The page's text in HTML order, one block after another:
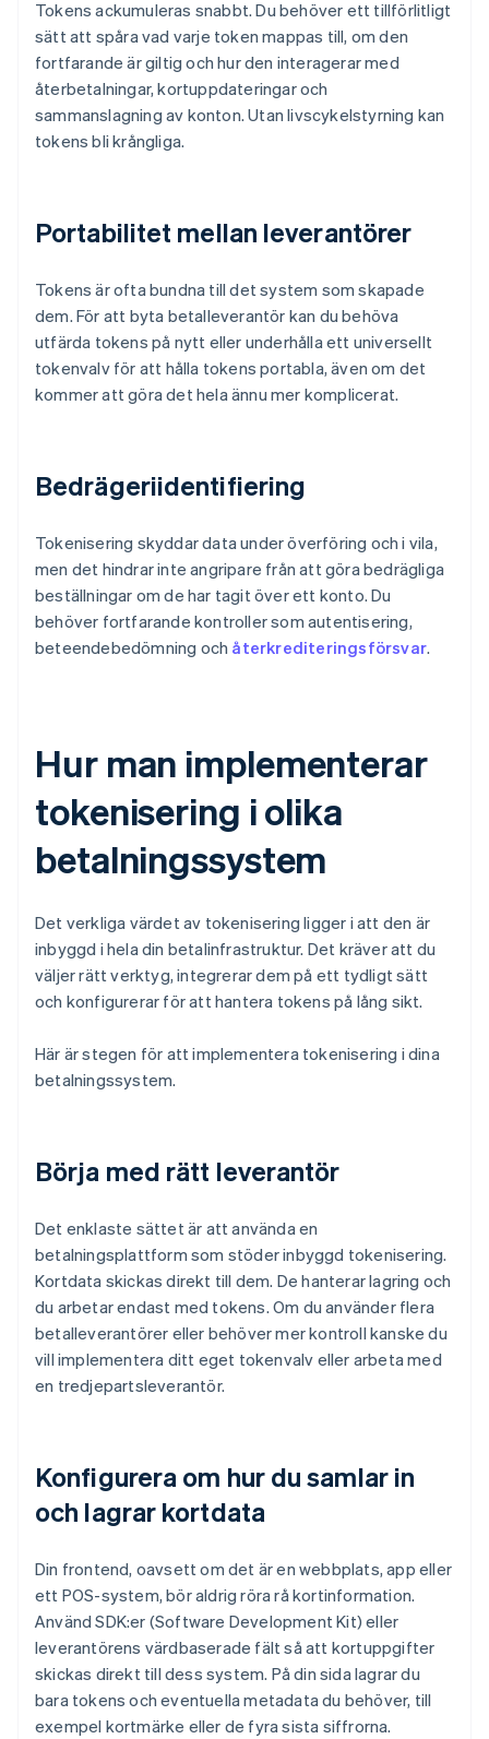
Tokens ackumuleras snabbt. Du behöver ett tillförlitligt
sätt att spåra vad varje token mappas till, om den
fortfarande är giltig och hur den interagerar med
återbetalningar, kortuppdateringar och
sammanslagning av konton. Utan livscykelstyrning kan
tokens bli krångliga.
Portabilitet mellan leverantörer
Tokens är ofta bundna till det system som skapade
dem. För att byta betalleverantör kan du behöva
utfärda tokens på nytt eller underhålla ett universellt
tokenvalv för att hålla tokens portabla, även om det
kommer att göra det hela ännu mer komplicerat.
Bedrägeriidentifiering
Tokenisering skyddar data under överföring och i vila,
men det hindrar inte angripare från att göra bedrägliga
beställningar om de har tagit över ett konto. Du
behöver fortfarande kontroller som autentisering,
beteendebedömning och återkrediteringsförsvar.
Hur man implementerar
tokenisering i olika
betalningssystem
Det verkliga värdet av tokenisering ligger i att den är
inbyggd i hela din betalinfrastruktur. Det kräver att du
väljer rätt verktyg, integrerar dem på ett tydligt sätt
och konfigurerar för att hantera tokens på lång sikt.
Här är stegen för att implementera tokenisering i dina
betalningssystem.
Börja med rätt leverantör
Det enklaste sättet är att använda en
betalningsplattform som stöder inbyggd tokenisering.
Kortdata skickas direkt till dem. De hanterar lagring och
du arbetar endast med tokens. Om du använder flera
betalleverantörer eller behöver mer kontroll kanske du
vill implementera ditt eget tokenvalv eller arbeta med
en tredjepartsleverantör.
Konfigurera om hur du samlar in
och lagrar kortdata
Din frontend, oavsett om det är en webbplats, app eller
ett POS-system, bör aldrig röra rå kortinformation.
Använd SDK:er (Software Development Kit) eller
leverantörens värdbaserade fält så att kortuppgifter
skickas direkt till dess system. På din sida lagrar du
bara tokens och eventuella metadata du behöver, till
exempel kortmärke eller de fyra sista siffrorna.